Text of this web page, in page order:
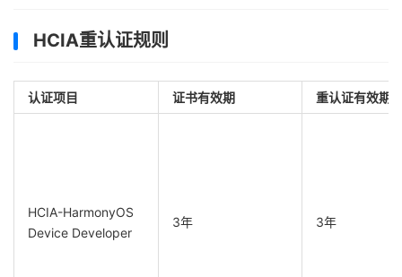
HCIA重认证规则
认证项目 证书有效期 重认证有效期
HCIA-HarmonyOS
Device Developer
3年 3年